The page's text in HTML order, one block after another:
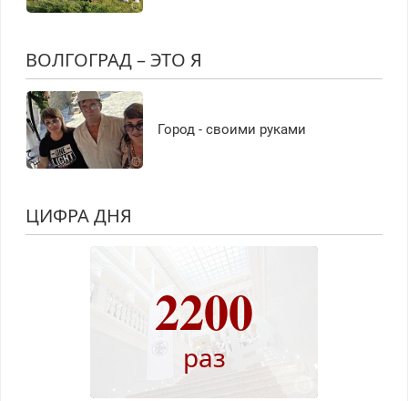
ВОЛГОГРАД – ЭТО Я
Город - своими руками
ЦИФРА ДНЯ
2200
раз